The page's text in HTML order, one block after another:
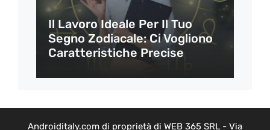
Il Lavoro Ideale Per Il Tuo
Segno Zodiacale: Ci Vogliono
Caratteristiche Precise
Androiditaly.com di proprietà di WEB 365 SRL - Via